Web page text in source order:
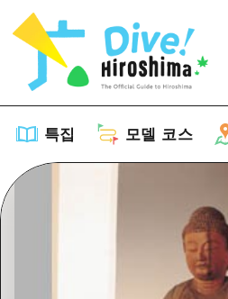
특집 모델 코스